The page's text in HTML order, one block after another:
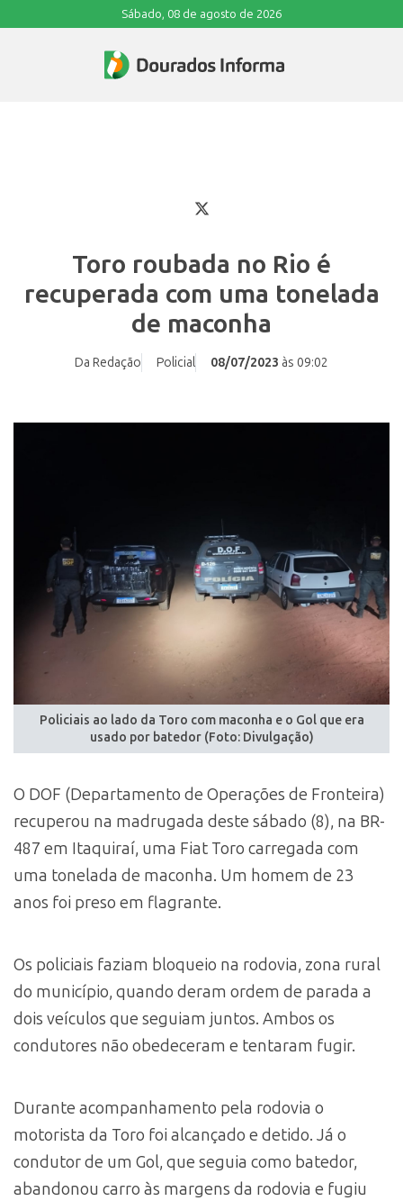
Sábado, 08 de agosto de 2026
Toro roubada no Rio é
recuperada com uma tonelada
de maconha
Da Redação Policial 08/07/2023 às 09:02
Policiais ao lado da Toro com maconha e o Gol que era
usado por batedor (Foto: Divulgação)
O DOF (Departamento de Operações de Fronteira)
recuperou na madrugada deste sábado (8), na BR-
487 em Itaquiraí, uma Fiat Toro carregada com
uma tonelada de maconha. Um homem de 23
anos foi preso em flagrante.
Os policiais faziam bloqueio na rodovia, zona rural
do município, quando deram ordem de parada a
dois veículos que seguiam juntos. Ambos os
condutores não obedeceram e tentaram fugir.
Durante acompanhamento pela rodovia o
motorista da Toro foi alcançado e detido. Já o
condutor de um Gol, que seguia como batedor,
abandonou carro às margens da rodovia e fugiu